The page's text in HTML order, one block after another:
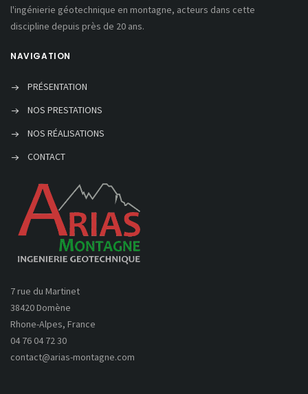
l'ingénierie géotechnique en montagne, acteurs dans cette
discipline depuis près de 20 ans.
NAVIGATION
PRÉSENTATION
NOS PRESTATIONS
NOS RÉALISATIONS
CONTACT
7 rue du Martinet
38420 Domène
Rhone-Alpes, France
04 76 04 72 30
contact@arias-montagne.com